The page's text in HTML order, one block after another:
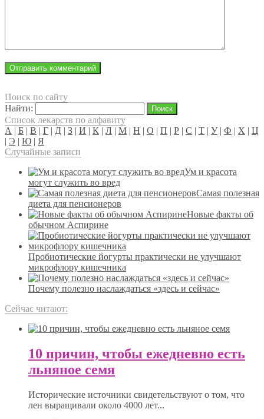
Поиск по сайту
Найти:
Список лекарств по алфавиту
А | Б | В | Г | Д | З | И | К | Л | М | Н | О | П | Р | С | Т | У| Ф | Х | Ц
| Э | Ю | Я
Случайные записи
Ум и красота
могут служить во вред
Самая полезная
диета для пенсионеров
Новые факты об
обычном Аспирине
Пробиотические йогурты практически не улучшают
микрофлору кишечника
Почему полезно наслаждаться «здесь и сейчас»
Сейчас читают:
10 причин, чтобы ежедневно есть
льняное семя
Исторические источники свидетельствуют о том, что
лен выращивали около 4000 лет...